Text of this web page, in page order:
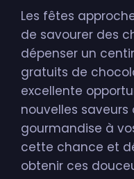
Les fêtes
de savourer des
dépenser un
gratuits de
excellente
nouvelles
gourmandise à
cette chance et
obtenir ces